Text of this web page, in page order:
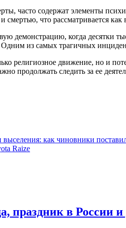
часто содержат элементы
что рассматривается
демонстрацию, когда десятки
из самых трагичных
религиозное движение, но и
продолжать следить за ее
выселения: как чиновники
Raize
праздник в России